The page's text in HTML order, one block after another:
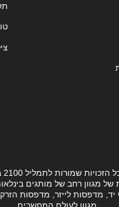
הזכויות שמורות לתמליל 2100 בע"מ
מגוון רחב של מותגים
לייזר, מדפסות הזרקת